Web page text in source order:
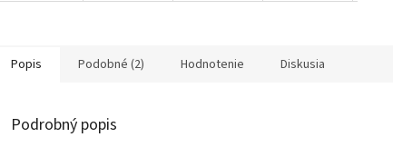
Popis Podobné (2) Hodnotenie Diskusia
Podrobný popis